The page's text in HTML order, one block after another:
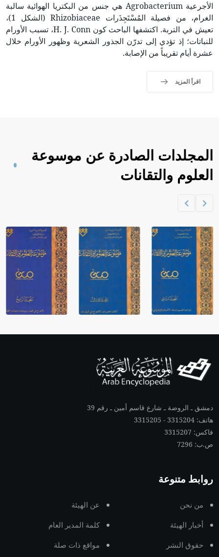
الأجرعية Agrobacterium هي جنس من البكتريا الهوائية سالبة
الغرام، من فصيلة المُسْتَجِذَرات Rhizobiaceae (الشكل 1)،
تعيش في التربة. اكتشفها الباحث كون H. J. Conn، تسبب الأورام
للنباتات؛ إذ تؤدي إلى تدرّن الجذور الشعرية وظهور الأورام خلال
عشرة أيام تقريباً من الإصابة.
اقرأ المزيد
المجلدات الصادرة عن موسوعة
العلوم والتقانات
دمشق ـ الروضة ـ شارع قاسم أمين ـ رقم 39
هاتف: 3315204 - 3315205
فاكس: 3315207
ص.ب: 7296
روابط متنوعة
من نحن عن الهيئة
أخبار الهيئة كلمة المدير العام
حقوق النشر مواقع ذات صلة